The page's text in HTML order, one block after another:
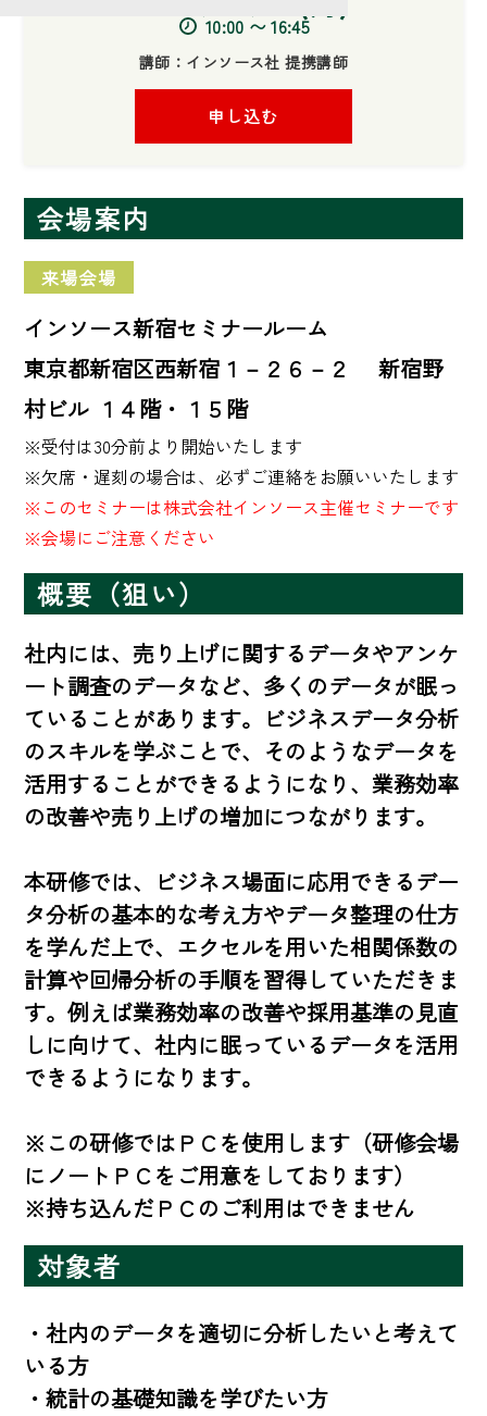
10:00 〜 16:45
講師：インソース社 提携講師
申し込む
会場案内
来場会場
インソース新宿セミナールーム
東京都新宿区西新宿１－２６－２ 新宿野
村ビル １４階・１５階
※受付は30分前より開始いたします
※このセミナーは株式会社インソース主催セミナーです
※会場にご注意ください
概要（狙い）
社内には、売り上げに関するデータやアンケ
ート調査のデータなど、多くのデータが眠っ
ていることがあります。ビジネスデータ分析
のスキルを学ぶことで、そのようなデータを
活用することができるようになり、業務効率
の改善や売り上げの増加につながります。
本研修では、ビジネス場面に応用できるデー
タ分析の基本的な考え方やデータ整理の仕方
を学んだ上で、エクセルを用いた相関係数の
計算や回帰分析の手順を習得していただきま
す。例えば業務効率の改善や採用基準の見直
しに向けて、社内に眠っているデータを活用
できるようになります。
※この研修ではＰＣを使用します（研修会場
にノートＰＣをご用意をしております）
※持ち込んだＰＣのご利用はできません
対象者
・社内のデータを適切に分析したいと考えて
いる方
・統計の基礎知識を学びたい方